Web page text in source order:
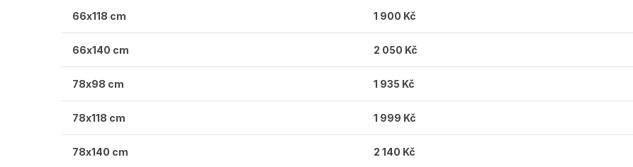
66x118 cm 1 900 Kč
66x140 cm 2 050 Kč
78x98 cm 1 935 Kč
78x118 cm 1 999 Kč
78x140 cm 2 140 Kč